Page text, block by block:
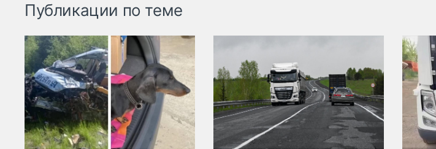
Публикации по теме